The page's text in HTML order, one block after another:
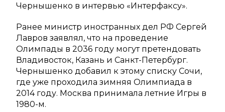
Чернышенко в интервью «Интерфаксу».
Ранее министр иностранных дел РФ Сергей
Лавров заявлял, что на проведение
Олимпады в 2036 году могут претендовать
Владивосток, Казань и Санкт-Петербург.
Чернышенко добавил к этому списку Сочи,
где уже проходила зимняя Олимпиада в
2014 году. Москва принимала летние Игры в
1980-м.